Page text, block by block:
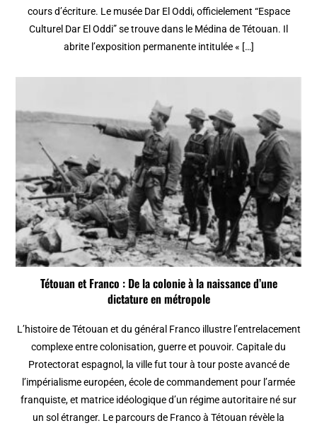
cours d’écriture. Le musée Dar El Oddi, officielement “Espace
Culturel Dar El Oddi” se trouve dans le Médina de Tétouan. Il
abrite l’exposition permanente intitulée « […]
Tétouan et Franco : De la colonie à la naissance d’une
dictature en métropole
L’histoire de Tétouan et du général Franco illustre l’entrelacement
complexe entre colonisation, guerre et pouvoir. Capitale du
Protectorat espagnol, la ville fut tour à tour poste avancé de
l’impérialisme européen, école de commandement pour l’armée
franquiste, et matrice idéologique d’un régime autoritaire né sur
un sol étranger. Le parcours de Franco à Tétouan révèle la